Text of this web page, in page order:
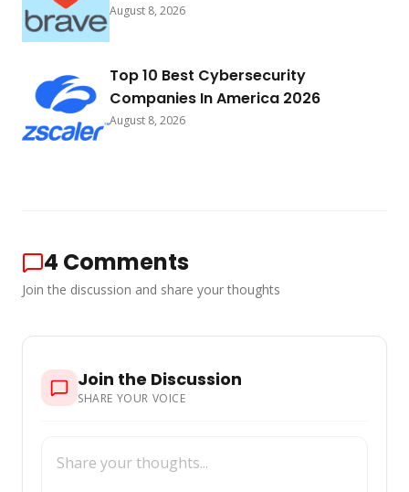
August 8, 2026
Top 10 Best Cybersecurity
Companies In America 2026
August 8, 2026
4 Comments
Join the discussion and share your thoughts
Join the Discussion
SHARE YOUR VOICE